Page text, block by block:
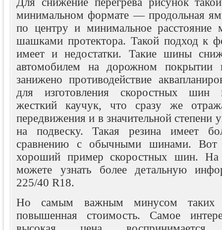
минимальном формате — продольная
по центру и минимальное расстояние
шашками протектора. Такой подход к
имеет и недостатки. Такие шины
автомобилем на дорожном покрытии
занижено противодействие
для изготовления скоростных шин
жесткий каучук, что сразу же
передвижения и в значительной степени
на подвеску. Такая резина имеет
сравнению с обычными шинами.
хороший пример скоростных шин. На
можете узнать более детальную
225/40 R18.
Но самым важным минусом таких
повышенная стоимость. Самое